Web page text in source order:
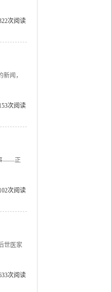
次阅读
闻，
次阅读
事——正
次阅读
世医家
次阅读